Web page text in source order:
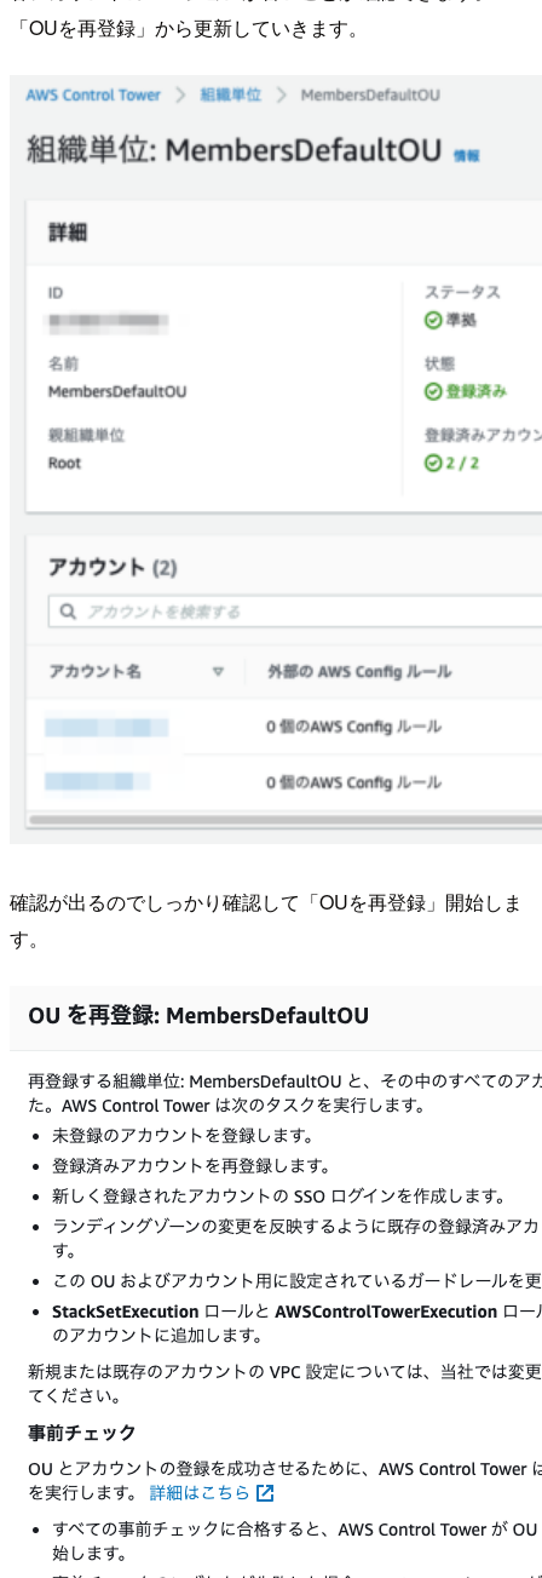
「OUを再登録」から更新していきます。
確認が出るのでしっかり確認して「OUを再登録」開始しま
す。